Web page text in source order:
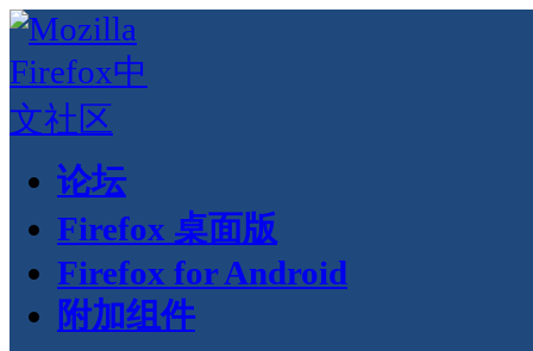
论坛
Firefox 桌面版
Firefox for Android
附加组件